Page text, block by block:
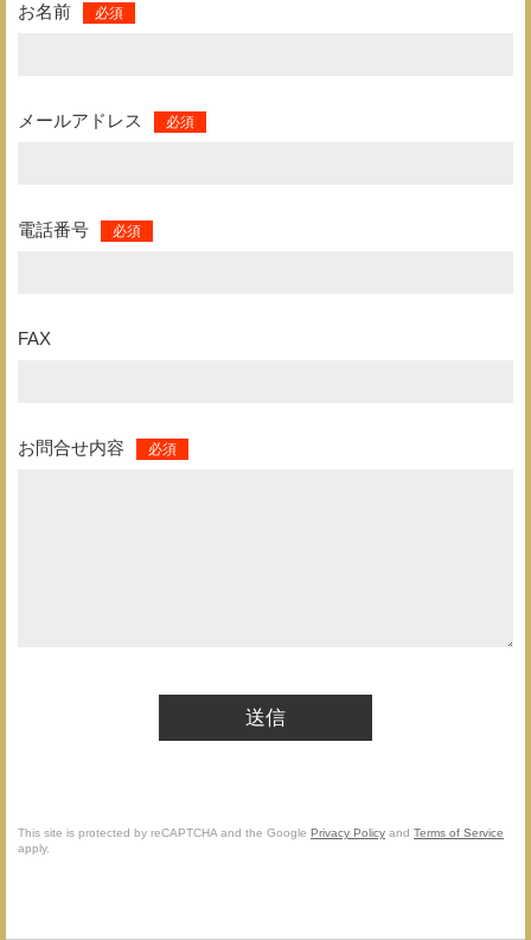
お名前
メールアドレス
電話番号
FAX
お問合せ内容
This site is protected by reCAPTCHA and the Google Privacy Policy and Terms of Service
apply.